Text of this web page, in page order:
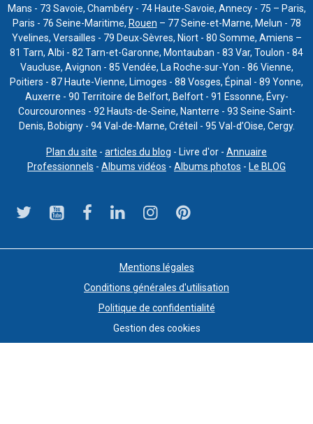
Mans - 73 Savoie, Chambéry - 74 Haute-Savoie, Annecy - 75 – Paris,
Paris - 76 Seine-Maritime, Rouen – 77 Seine-et-Marne, Melun - 78
Yvelines, Versailles - 79 Deux-Sèvres, Niort - 80 Somme, Amiens –
81 Tarn, Albi - 82 Tarn-et-Garonne, Montauban - 83 Var, Toulon - 84
Vaucluse, Avignon - 85 Vendée, La Roche-sur-Yon - 86 Vienne,
Poitiers - 87 Haute-Vienne, Limoges - 88 Vosges, Épinal - 89 Yonne,
Auxerre - 90 Territoire de Belfort, Belfort - 91 Essonne, Évry-
Courcouronnes - 92 Hauts-de-Seine, Nanterre - 93 Seine-Saint-
Denis, Bobigny - 94 Val-de-Marne, Créteil - 95 Val-d’Oise, Cergy.
Plan du site - articles du blog - Livre d'or - Annuaire
Professionnels - Albums vidéos - Albums photos - Le BLOG
Mentions légales
Conditions générales d'utilisation
Politique de confidentialité
Gestion des cookies